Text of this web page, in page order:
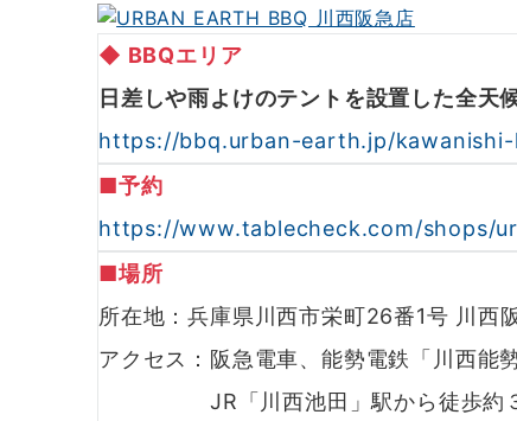
◆ BBQエリア
日差しや雨よけのテントを設置した全天
https://bbq.urban-earth.jp/kawanishi-
■予約
https://www.tablecheck.com/shops/
■場所
所在地：兵庫県川西市栄町26番1号 川西
アクセス：阪急電車、能勢電鉄「川西能
JR「川西池田」駅から徒歩約